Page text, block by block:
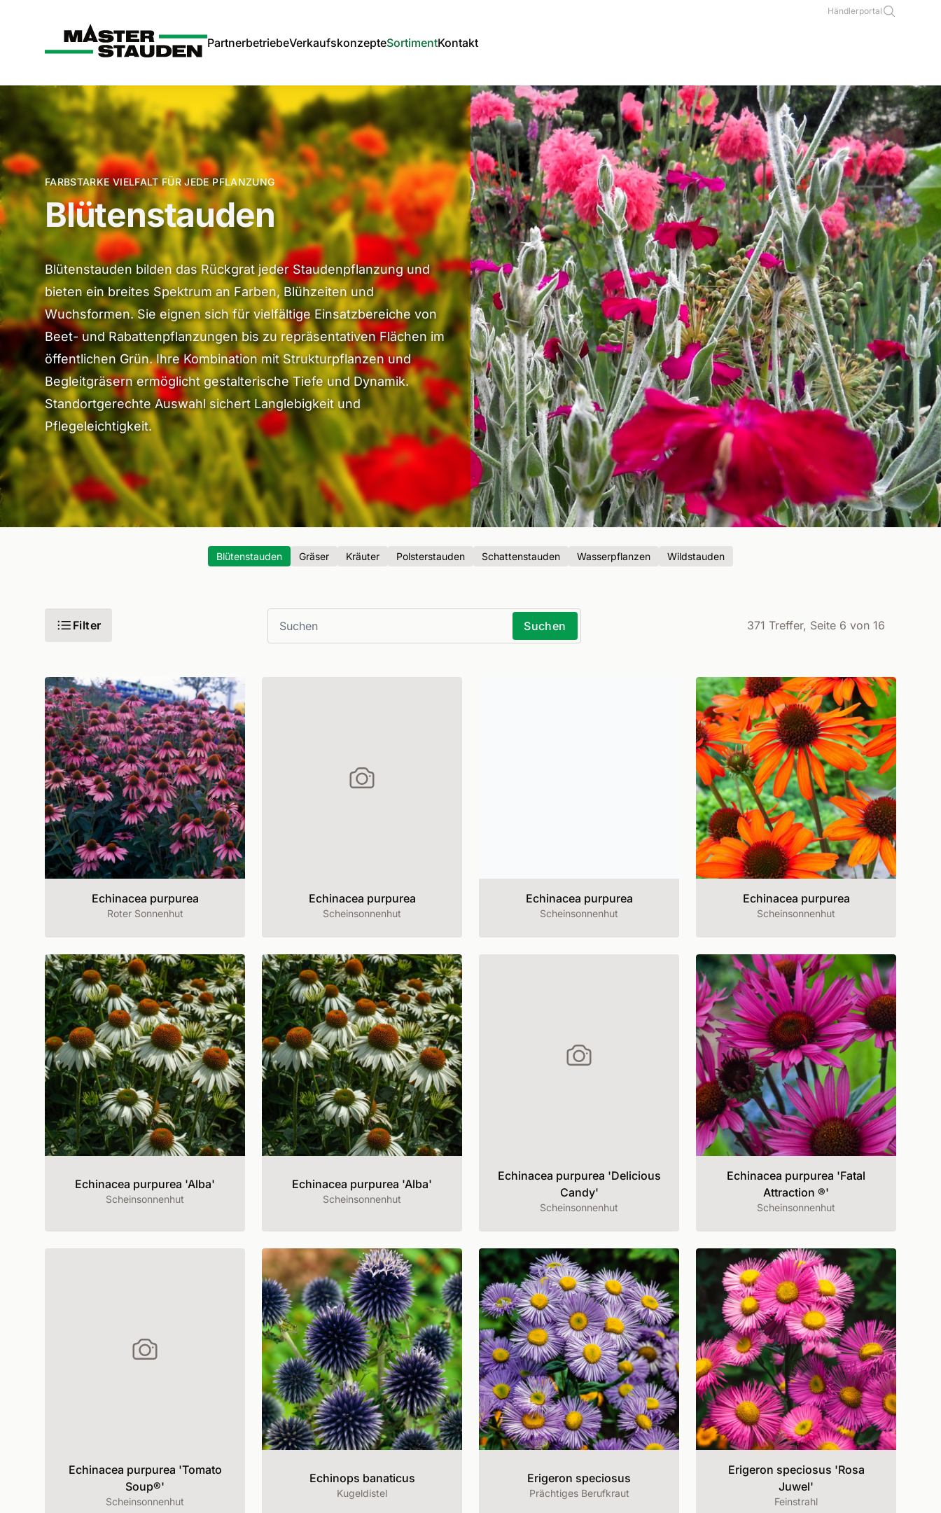
Händlerportal
Master-Stauden
PartnerbetriebeVerkaufskonzepteSortimentKontakt
FARBSTARKE VIELFALT FÜR JEDE PFLANZUNG
Blüten­stauden
Blütenstauden bilden das Rückgrat jeder Staudenpflanzung und
bieten ein breites Spektrum an Farben, Blühzeiten und
Wuchsformen. Sie eignen sich für vielfältige Einsatzbereiche von
Beet- und Rabattenpflanzungen bis zu repräsentativen Flächen im
öffentlichen Grün. Ihre Kombination mit Strukturpflanzen und
Begleitgräsern ermöglicht gestalterische Tiefe und Dynamik.
Standortgerechte Auswahl sichert Langlebigkeit und
Pflegeleichtigkeit.
Blütenstauden Gräser Kräuter Polsterstauden Schattenstauden Wasserpflanzen Wildstauden
Filter Suchen 371 Treffer, Seite 6 von 16
Echinacea purpurea
Roter Sonnenhut
Echinacea purpurea
Scheinsonnenhut
Echinacea purpurea
Scheinsonnenhut
Echinacea purpurea
Scheinsonnenhut
Echinacea purpurea 'Alba'
Scheinsonnenhut
Echinacea purpurea 'Alba'
Scheinsonnenhut
Echinacea purpurea 'Delicious
Candy'
Scheinsonnenhut
Echinacea purpurea 'Fatal
Attraction ®'
Scheinsonnenhut
Echinacea purpurea 'Tomato
Soup®'
Scheinsonnenhut
Echinops banaticus
Kugeldistel
Erigeron speciosus
Prächtiges Berufkraut
Erigeron speciosus 'Rosa
Juwel'
Feinstrahl